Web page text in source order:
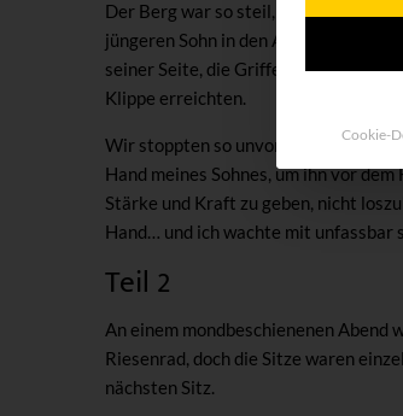
Der Berg war so steil, wir mussten
jüngeren Sohn in den Armen tragen
seiner Seite, die Griffe des
Klippe erreichten.
Wir stoppten so unvorhergesehen,
Hand meines Sohnes, um ihn vor
Stärke und Kraft zu geben, nicht
Hand… und ich wachte mit unfassbar
Teil 2
An einem mondbeschienenen Abend
Riesenrad, doch die Sitze waren
nächsten Sitz.
Cookie-